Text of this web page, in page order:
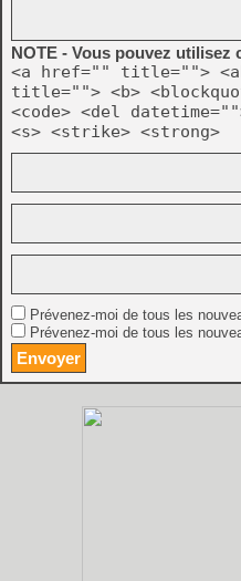
NOTE - Vous pouvez utilisez
<a href="" title="">
title=""> <b>
<code> <del
<s> <strike> <strong>
Prévenez-moi de tous les
Prévenez-moi de tous les